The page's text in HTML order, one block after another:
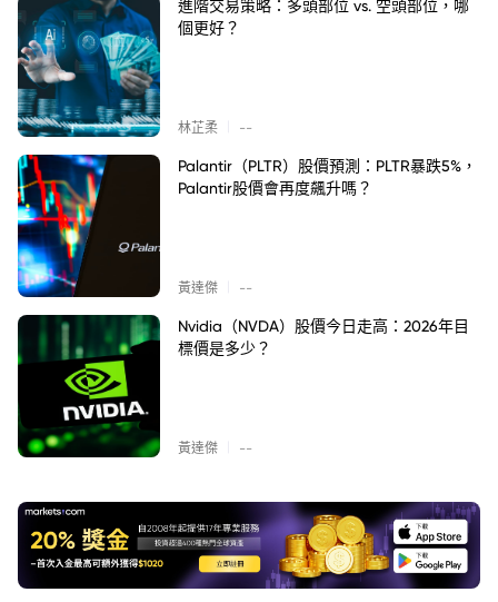
進階交易策略：多頭部位 vs. 空頭部位，哪
個更好？
林芷柔 --
Palantir（PLTR）股價預測：PLTR暴跌5%，
Palantir股價會再度飆升嗎？
黃達傑 --
Nvidia（NVDA）股價今日走高：2026年目
標價是多少？
黃達傑 --